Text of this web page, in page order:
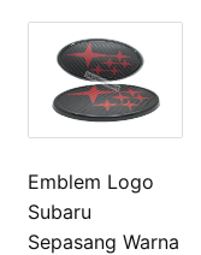
Emblem Logo
Subaru
Sepasang Warna